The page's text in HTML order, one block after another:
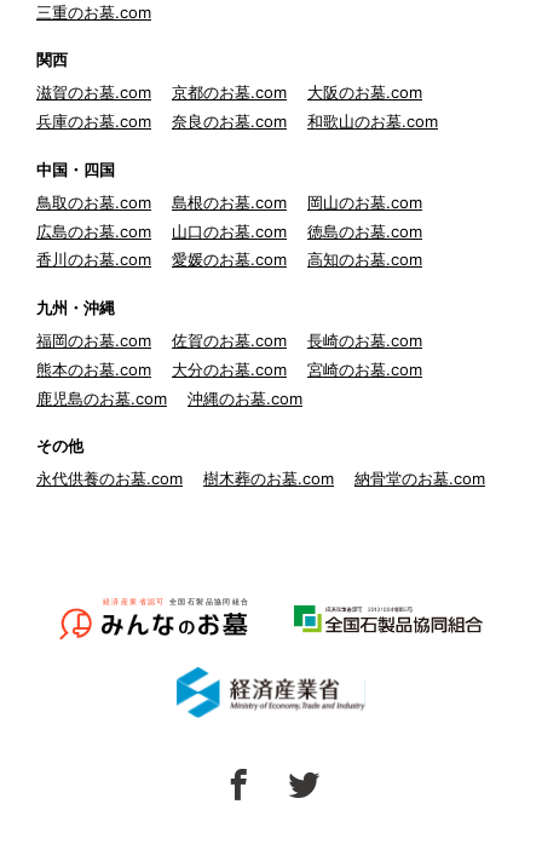
三重のお墓.com
関西
滋賀のお墓.com
京都のお墓.com
大阪のお墓.com
兵庫のお墓.com
奈良のお墓.com 和歌山のお墓.com
中国・四国
鳥取のお墓.com
島根のお墓.com
岡山のお墓.com
広島のお墓.com
山口のお墓.com
徳島のお墓.com
香川のお墓.com
愛媛のお墓.com 高知のお墓.com
九州・沖縄
福岡のお墓.com
佐賀のお墓.com
長崎のお墓.com
熊本のお墓.com
大分のお墓.com
宮崎のお墓.com
鹿児島のお墓.com
沖縄のお墓.com
その他
永代供養のお墓.com
樹木葬のお墓.com 納骨堂のお墓.com